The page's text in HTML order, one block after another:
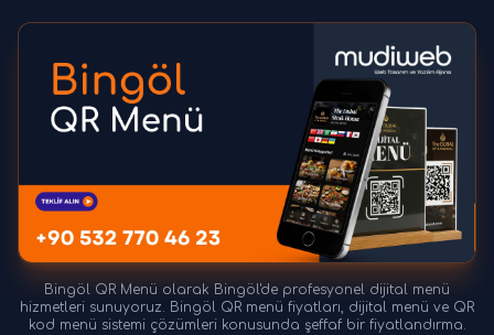
Bingöl QR Menü olarak Bingöl'de profesyonel dijital menü
hizmetleri sunuyoruz. Bingöl QR menü fiyatları, dijital menü ve QR
kod menü sistemi çözümleri konusunda şeffaf bir fiyatlandırma.